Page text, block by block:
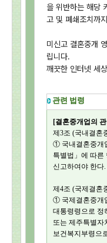
을 위반하는 해당
고 및 폐쇄조치까
미신고 결혼중개
립니다.
깨끗한 인터넷 세
관련 법령
[결혼중개업의
제3조 (국내결혼
① 국내결혼중개
특별법」에 따른
신고하여야 한다
제4조 (국제결혼
① 국제결혼중개
대통령령으로 정
또는 제주특별자
보건복지부령으